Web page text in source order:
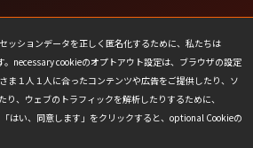
ッションデータを正しく匿名化するために、私たちは
。necessary cookieのオプトアウト設定は、ブラウザの設定
ま１人１人に合ったコンテンツや広告をご提供したり、ソ
り、ウェブのトラフィックを解析したりするために、
はい、同意します」をクリックすると、optional Cookieの
シー
個人情報の販売や共有を許可し
ない
プレスリリース
お問い合わせ